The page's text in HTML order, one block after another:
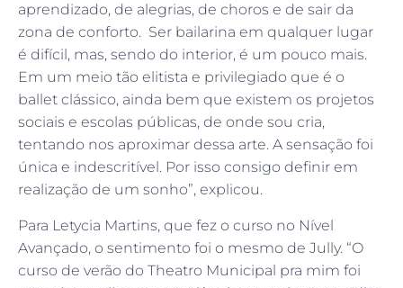
aprendizado, de alegrias, de choros e de sair da
zona de conforto. Ser bailarina em qualquer lugar
é difícil, mas, sendo do interior, é um pouco mais.
Em um meio tão elitista e privilegiado que é o
ballet clássico, ainda bem que existem os projetos
sociais e escolas públicas, de onde sou cria,
tentando nos aproximar dessa arte. A sensação foi
única e indescritível. Por isso consigo definir em
realização de um sonho”, explicou.
Para Letycia Martins, que fez o curso no Nível
Avançado, o sentimento foi o mesmo de Jully. “O
curso de verão do Theatro Municipal pra mim foi